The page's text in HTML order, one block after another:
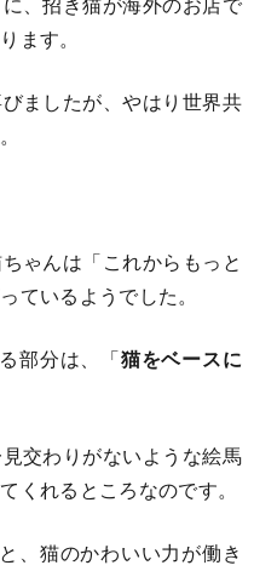
ます。
ましたが、やはり世界共
ゃんは「これからもっと
ているようでした。
部分は、「猫をベースに
交わりがないような絵馬
くれるところなのです。
、猫のかわいい力が働き